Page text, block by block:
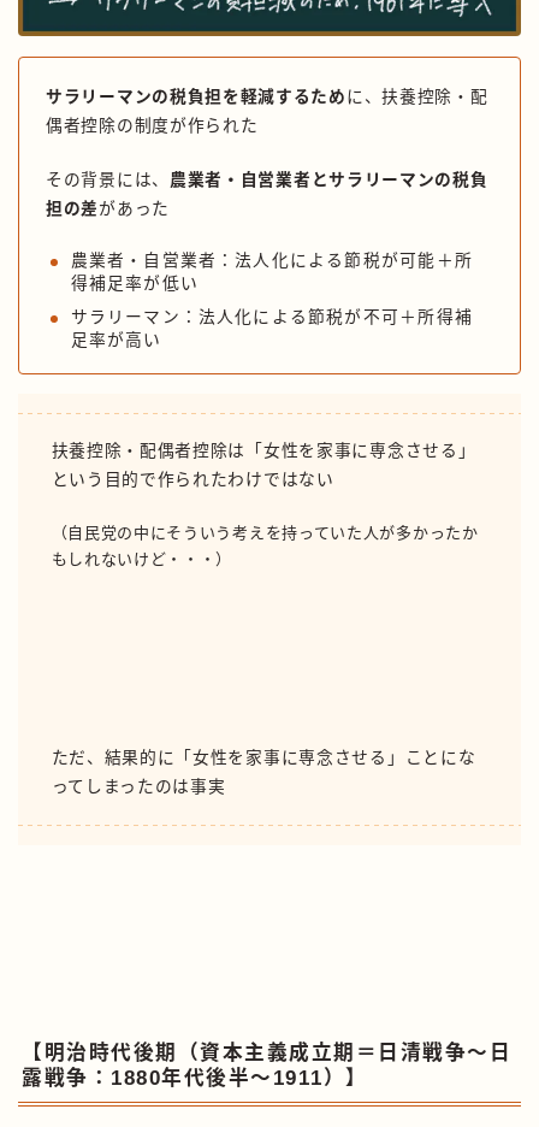
サラリーマンの税負担を軽減するため に、扶養控除・配
偶者控除の制度が作られた
その背景には、 農業者・自営業者とサラリーマンの税負
担の差 があった
農業者・自営業者：法人化による節税が可能＋所
得補足率が低い
サラリーマン：法人化による節税が不可＋所得補
足率が高い
扶養控除・配偶者控除は「女性を家事に専念させる」
という目的で作られたわけではない
（自民党の中にそういう考えを持っていた人が多かったか
もしれないけど・・・）
ただ、結果的に「女性を家事に専念させる」ことにな
ってしまったのは事実
【明治時代後期（資本主義成立期＝日清戦争〜日
露戦争：1880年代後半〜1911）】